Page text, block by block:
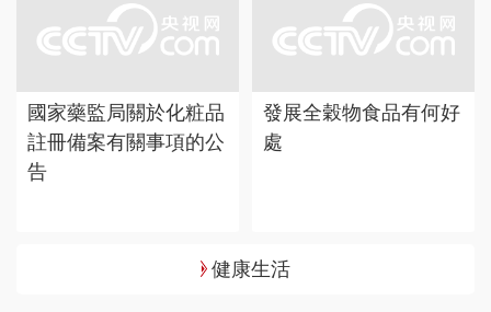
國家藥監局關於化粧品
註冊備案有關事項的公
告
發展全穀物食品有何好
處
健康生活